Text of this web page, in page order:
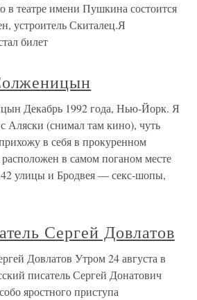
в театре имени Пушкина состоится
устроитель Скиталец.Я
билет
Декабрь 1992 года, Нью-Йорк. Я
с Аляски (снимал там кино), чуть
в себя в прокуренном
в самом поганом месте
улицы и Бродвея — секс-шопы,
Сергей Довлатов
Довлатов Утром 24 августа в
писатель Сергей Донатович
яростного приступа